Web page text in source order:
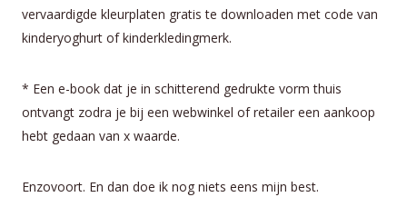
vervaardigde kleurplaten gratis te downloaden met code van
kinderyoghurt of kinderkledingmerk.
* Een e-book dat je in schitterend gedrukte vorm thuis
ontvangt zodra je bij een webwinkel of retailer een aankoop
hebt gedaan van x waarde.
Enzovoort. En dan doe ik nog niets eens mijn best.